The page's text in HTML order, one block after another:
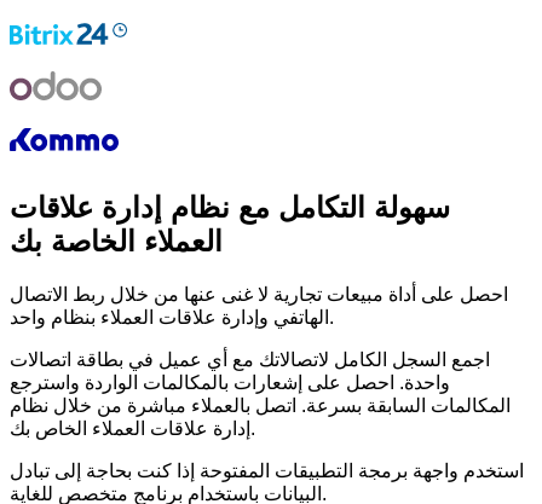
سهولة التكامل مع نظام إدارة علاقات
العملاء الخاصة بك
احصل على أداة مبيعات تجارية لا غنى عنها من خلال ربط الاتصال
الهاتفي وإدارة علاقات العملاء بنظام واحد.
اجمع السجل الكامل لاتصالاتك مع أي عميل في بطاقة اتصالات
واحدة. احصل على إشعارات بالمكالمات الواردة واسترجع
المكالمات السابقة بسرعة. اتصل بالعملاء مباشرة من خلال نظام
إدارة علاقات العملاء الخاص بك.
استخدم واجهة برمجة التطبيقات المفتوحة إذا كنت بحاجة إلى تبادل
البيانات باستخدام برنامج متخصص للغاية.